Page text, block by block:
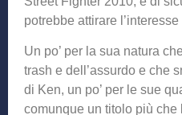
potrebbe attirare
Un po’ per la sua natura
trash e dell’assurdo e che
di Ken, un po’ per le sue
comunque un titolo più